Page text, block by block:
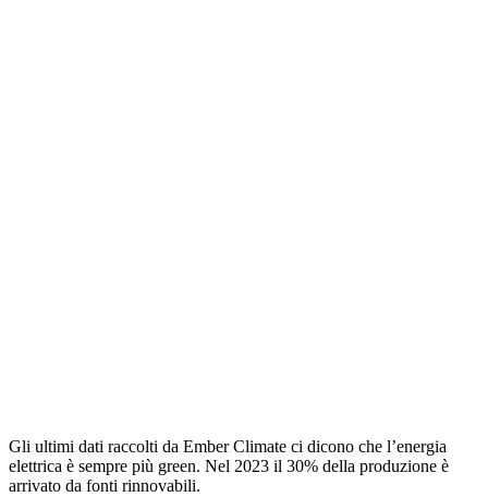
Gli ultimi dati raccolti da Ember Climate ci dicono che l’energia
elettrica è sempre più green. Nel 2023 il 30% della produzione è
arrivato da fonti rinnovabili.